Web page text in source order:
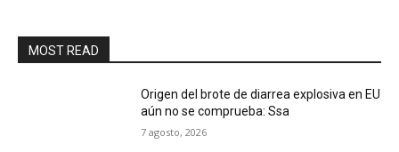
MOST READ
Origen del brote de diarrea explosiva en EU
aún no se comprueba: Ssa
7 agosto, 2026